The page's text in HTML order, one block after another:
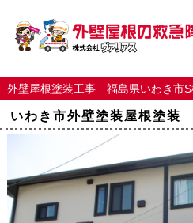
外壁屋根塗装工事 福島県いわき市S
いわき市外壁塗装屋根塗装